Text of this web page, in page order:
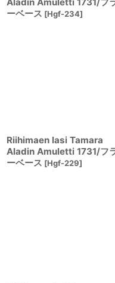
ーベース [Hgf-234]
Riihimaen lasi Tamara
Aladin Amuletti 1731/フ
ーベース [Hgf-229]